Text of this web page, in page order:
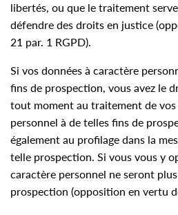
libertés, ou que le traitement
défendre des droits en justice
21 par. 1 RGPD).
Si vos données à caractère
fins de prospection, vous avez le
tout moment au traitement de vos
personnel à de telles fins de
également au profilage dans la
telle prospection. Si vous vous y
caractère personnel ne seront
prospection (opposition en vertu